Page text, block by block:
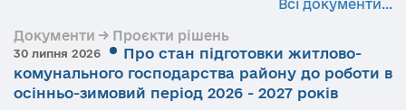
Всі документи...
Документи → Проєкти рішень
30 липня 2026
Про стан підготовки житлово-
комунального господарства району до роботи в
осінньо-зимовий період 2026 - 2027 років